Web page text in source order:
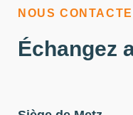
NOUS
Échangez